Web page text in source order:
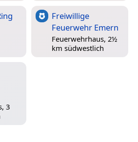
Freiwillige
Feuerwehr Emern
Feuerwehrhaus, 2½
km südwestlich
3